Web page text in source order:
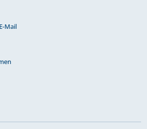
Mail